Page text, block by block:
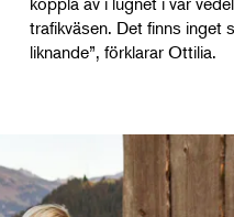
trafikväsen. Det finns inget
liknande”, förklarar Ottilia.